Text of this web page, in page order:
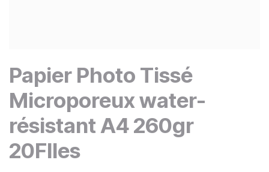
Papier Photo Tissé
Microporeux water-
résistant A4 260gr
20Flles